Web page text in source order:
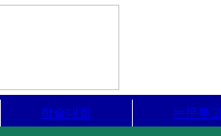
학술대회 논문투